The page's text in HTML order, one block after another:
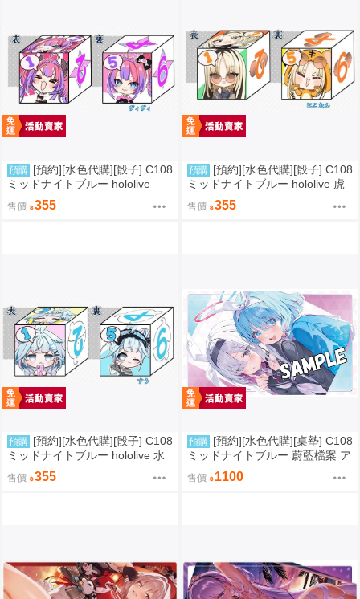
預購 [預約][水色代購][骰子] C108
ミッドナイトブルー hololive
綺々羅々ヴィヴィ
售價 355
預購 [預約][水色代購][骰子] C108
ミッドナイトブルー hololive 虎
金妃笑虎
售價 355
預購 [預約][水色代購][骰子] C108
ミッドナイトブルー hololive 水
售價 355
預購 [預約][水色代購][桌墊] C108
ミッドナイトブルー 蔚藍檔案 ア
ロナ＆プラナ
售價 1100